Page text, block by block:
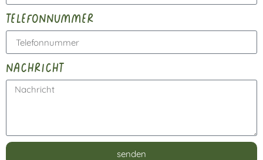
telefonnummer
nachricht
senden